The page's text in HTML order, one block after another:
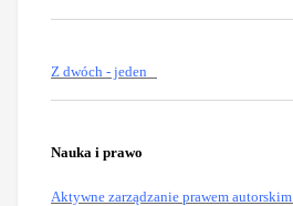
Z dwóch - jeden
Nauka i prawo
Aktywne zarządzanie prawem autorskim